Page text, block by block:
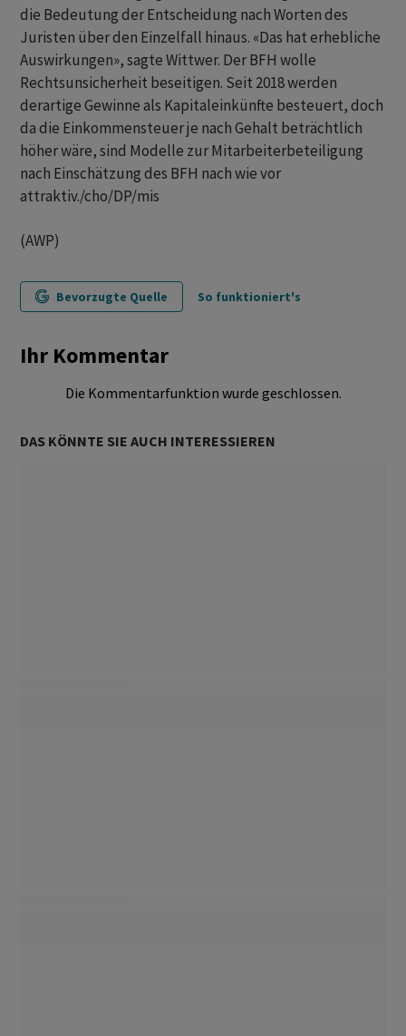
die Bedeutung der Entscheidung nach Worten des
Juristen über den Einzelfall hinaus. «Das hat erhebliche
Auswirkungen», sagte Wittwer. Der BFH wolle
Rechtsunsicherheit beseitigen. Seit 2018 werden
derartige Gewinne als Kapitaleinkünfte besteuert, doch
da die Einkommensteuer je nach Gehalt beträchtlich
höher wäre, sind Modelle zur Mitarbeiterbeteiligung
nach Einschätzung des BFH nach wie vor
attraktiv./cho/DP/mis
(AWP)
Bevorzugte Quelle So funktioniert's
Ihr Kommentar
Die Kommentarfunktion wurde geschlossen.
DAS KÖNNTE SIE AUCH INTERESSIEREN